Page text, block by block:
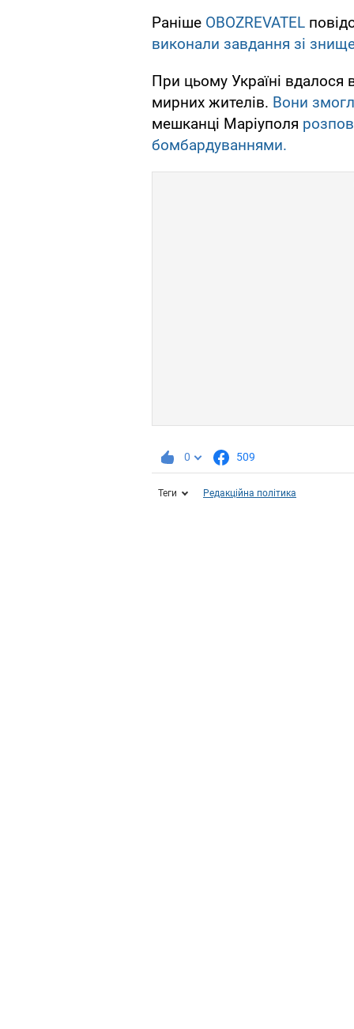
Раніше OBOZREVATEL
виконали завдання зі
При цьому Україні
мирних жителів. Вони
мешканці Маріуполя
бомбардуваннями.
0 509
Теги Редакційна політика